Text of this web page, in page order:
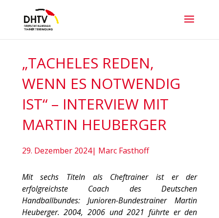
„TACHELES REDEN,
WENN ES NOTWENDIG
IST“ – INTERVIEW MIT
MARTIN HEUBERGER
29. Dezember 2024| Marc Fasthoff
Mit sechs Titeln als Cheftrainer ist er der
erfolgreichste Coach des Deutschen
Handballbundes: Junioren-Bundestrainer Martin
Heuberger. 2004, 2006 und 2021 führte er den